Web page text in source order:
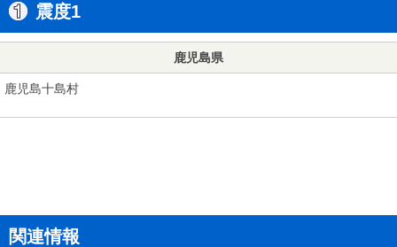
震度1
鹿児島県
鹿児島十島村
関連情報